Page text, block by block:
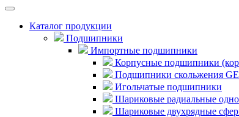
Каталог продукции
Подшипники
Импортные подшипники
Корпусные подшипники
Подшипники скольжения GE
Игольчатые подшипники
Шариковые радиальные
Шариковые двухрядные